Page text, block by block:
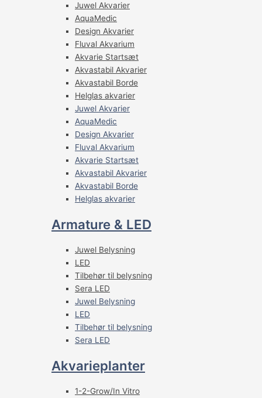
Juwel Akvarier
AquaMedic
Design Akvarier
Fluval Akvarium
Akvarie Startsæt
Akvastabil Akvarier
Akvastabil Borde
Helglas akvarier
Juwel Akvarier
AquaMedic
Design Akvarier
Fluval Akvarium
Akvarie Startsæt
Akvastabil Akvarier
Akvastabil Borde
Helglas akvarier
Armature & LED
Juwel Belysning
LED
Tilbehør til belysning
Sera LED
Juwel Belysning
LED
Tilbehør til belysning
Sera LED
Akvarieplanter
1-2-Grow/In Vitro